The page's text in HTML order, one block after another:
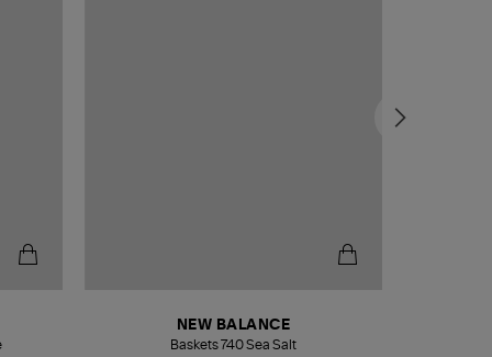
NEW BALANCE
Baskets 740 Sea Salt